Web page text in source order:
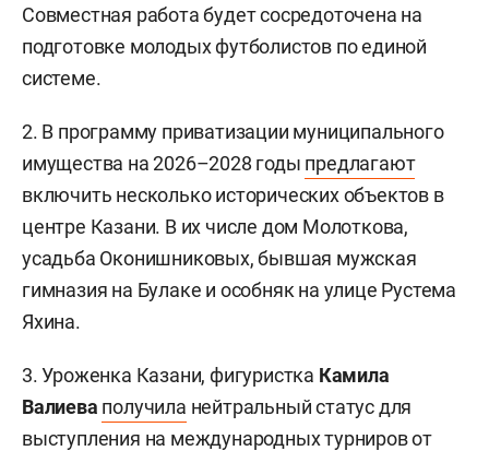
Совместная работа будет сосредоточена на
подготовке молодых футболистов по единой
системе.
2. В программу приватизации муниципального
имущества на 2026–2028 годы предлагают
включить несколько исторических объектов в
центре Казани. В их числе дом Молоткова,
усадьба Оконишниковых, бывшая мужская
гимназия на Булаке и особняк на улице Рустема
Яхина.
3. Уроженка Казани, фигуристка Камила
Валиева получила нейтральный статус для
выступления на международных турниров от